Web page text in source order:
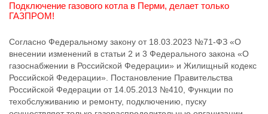
Подключение газового котла в Перми, делает только
ГАЗПРОМ!
Согласно Федеральному закону от 18.03.2023 №71-ФЗ «О
внесении изменений в статьи 2 и 3 Федерального закона «О
газоснабжении в Российской Федерации» и Жилищный кодекс
Российской Федерации». Постановление Правительства
Российской Федерации от 14.05.2013 №410, Функции по
техобслуживанию и ремонту, подключению, пуску